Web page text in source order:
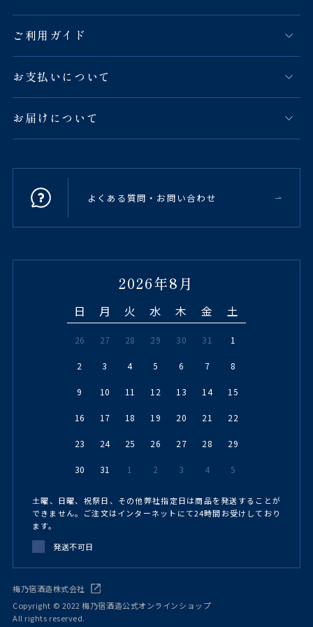
ご利用ガイド
お支払いについて
お届けについて
よくある質問・お問い合わせ
2026年8月
日 月 火 水 木 金 土
26 27 28 29 30 31 1
2 3 4 5 6 7 8
9 10 11 12 13 14 15
16 17 18 19 20 21 22
23 24 25 26 27 28 29
30 31 1 2 3 4 5
土曜、日曜、祝祭日、その他弊社指定日は商品を発送することが
できません。ご注文はインターネットにて24時間お受けしており
ます。
発送不可日
梅乃宿酒造株式会社
Copyright © 2022 梅乃宿酒造公式オンラインショップ
All rights reserved.